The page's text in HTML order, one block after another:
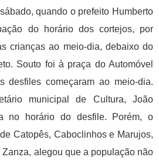
quando o prefeito Humberto
do horário dos cortejos, por
crianças ao meio-dia, debaixo do
Souto foi à praça do Automóvel
desfiles começaram ao meio-dia.
municipal de Cultura, João
no horário do desfile. Porém, o
Catopês, Caboclinhos e Marujos,
alegou que a população não